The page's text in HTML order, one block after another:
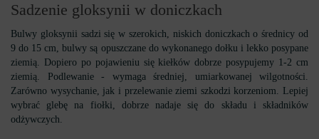
Sadzenie gloksynii w doniczkach
Bulwy gloksynii sadzi się w szerokich, niskich doniczkach o średnicy od
9 do 15 cm, bulwy są opuszczane do wykonanego dołku i lekko posypane
ziemią. Dopiero po pojawieniu się kiełków dobrze posypujemy 1-2 cm
ziemią. Podlewanie - wymaga średniej, umiarkowanej wilgotności.
Zarówno wysychanie, jak i przelewanie ziemi szkodzi korzeniom. Lepiej
wybrać glebę na fiołki, dobrze nadaje się do składu i składników
odżywczych.